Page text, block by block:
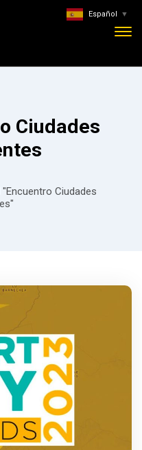
Ciudades
Ciudades
Español ▼